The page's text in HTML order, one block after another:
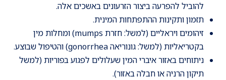
להוביל להפרעה ביצור הזרעונים באשכים אלה.
תזמון ותקינות ההתפתחות המינית.
זיהומים ויראליים (למשל: חזרת mumps) ומחלות מין
בקטריאליות (למשל: גונוריאה gonorrhea) והטיפול שבוצע.
ניתוחים באזור איברי המין שעלולים לפגוע בפוריות (למשל
תיקון הרניה או חבלה באזור).